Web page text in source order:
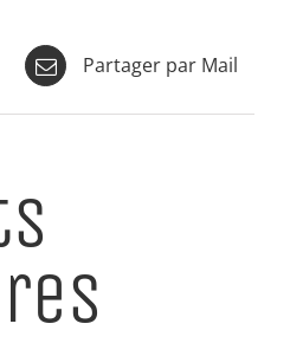
Partager par Mail